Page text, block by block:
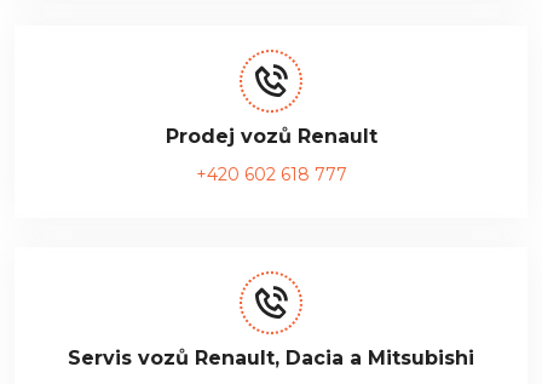
Prodej vozů Renault
+420 602 618 777
Servis vozů Renault, Dacia a Mitsubishi